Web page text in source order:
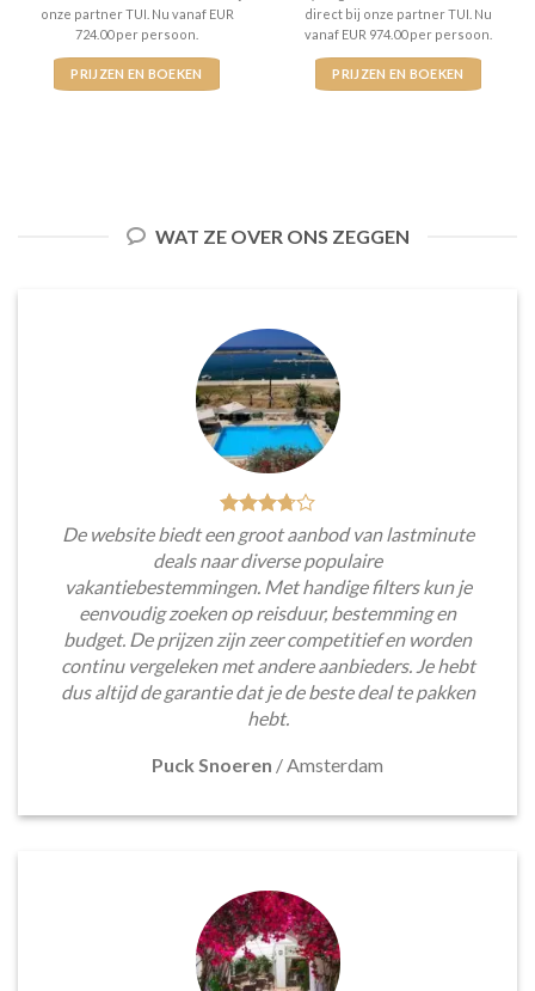
onze partner TUI. Nu vanaf EUR
724.00 per persoon.
PRIJZEN EN BOEKEN
direct bij onze partner TUI. Nu
vanaf EUR 974.00 per persoon.
PRIJZEN EN BOEKEN
WAT ZE OVER ONS ZEGGEN
De website biedt een groot aanbod van lastminute
deals naar diverse populaire
vakantiebestemmingen. Met handige filters kun je
eenvoudig zoeken op reisduur, bestemming en
budget. De prijzen zijn zeer competitief en worden
continu vergeleken met andere aanbieders. Je hebt
dus altijd de garantie dat je de beste deal te pakken
hebt.
Puck Snoeren /Amsterdam